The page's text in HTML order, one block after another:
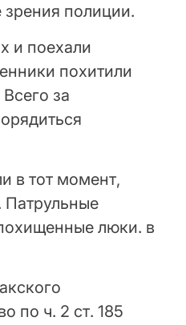
полиции.
и поехали
похитили
за
в тот момент,
Патрульные
люки. в
по ч. 2 ст. 185